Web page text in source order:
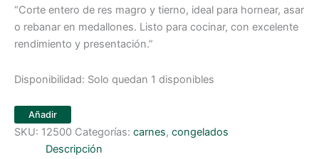
“Corte entero de res magro y tierno, ideal para hornear, asar
o rebanar en medallones. Listo para cocinar, con excelente
rendimiento y presentación.”
Disponibilidad: Solo quedan 1 disponibles
Añadir
SKU: 12500 Categorías: carnes, congelados
Descripción